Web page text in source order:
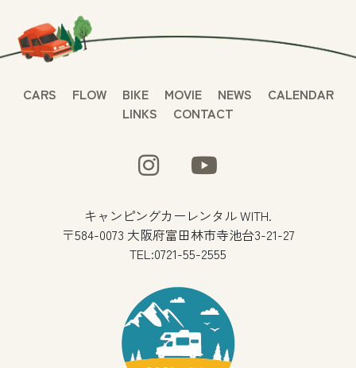
CARS FLOW BIKE MOVIE NEWS
CALENDAR
LINKS
CONTACT
キャンピングカーレンタル WITH.
〒584-0073 大阪府富田林市寺池台3-21-27
TEL:0721-55-2555